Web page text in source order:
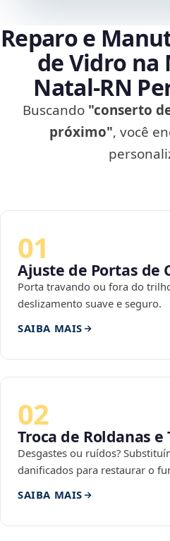
Reparo e
de Vidro na
Natal‑RN
Buscando "conserto
próximo", você
01
Ajuste de Portas de
Porta travando ou fora do
deslizamento suave e seguro.
SAIBA MAIS
02
Troca de Roldanas e
Desgastes ou ruídos?
danificados para restaurar o
SAIBA MAIS